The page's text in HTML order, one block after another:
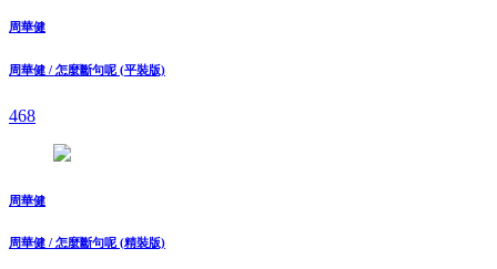
周華健
周華健 / 怎麼斷句呢 (平裝版)
468
周華健
周華健 / 怎麼斷句呢 (精裝版)